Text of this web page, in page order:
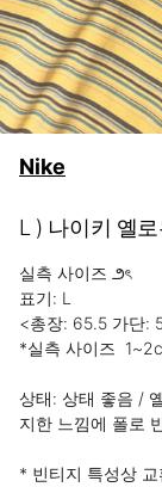
Nike
L ) 나이키 옐
실측 사이즈 ౨ৎ
표기: L
<총장: 65.5 가단:
*실측 사이즈
상태: 상태 좋음 /
지한 느낌에 폴로
* 빈티지 특성상